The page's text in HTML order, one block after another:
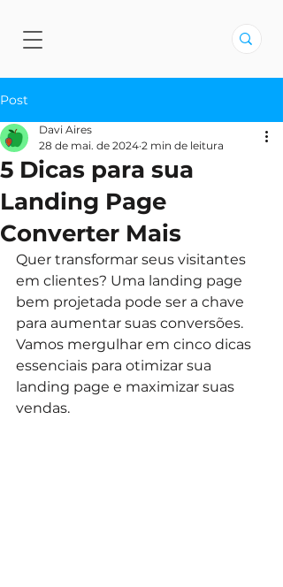
Post
5 Dicas para sua
Landing Page
Converter Mais
Davi Aires
28 de mai. de 2024 2 min de leitura
Quer transformar seus visitantes
em clientes? Uma landing page
bem projetada pode ser a chave
para aumentar suas conversões.
Vamos mergulhar em cinco dicas
essenciais para otimizar sua
landing page e maximizar suas
vendas.